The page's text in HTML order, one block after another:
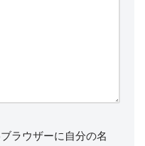
ラウザーに自分の名